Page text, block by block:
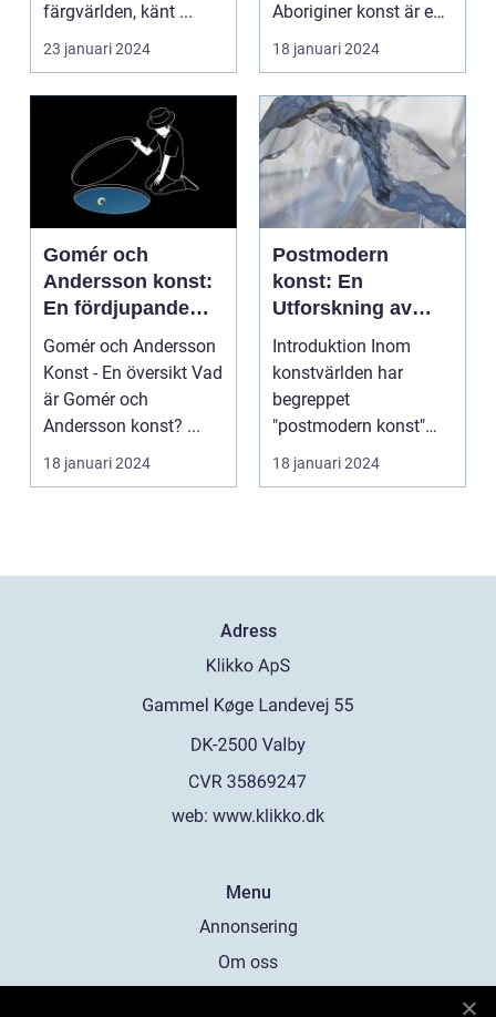
färgvärlden, känt ...
23 januari 2024
Aboriginer konst är en
konstform...
18 januari 2024
Gomér och
Andersson konst:
En fördjupande
översikt
Gomér och Andersson
Konst - En översikt Vad
är Gomér och
Andersson konst? ...
18 januari 2024
Postmodern
konst: En
Utforskning av
Dess Mångfald
och Komplexitet
Introduktion Inom
konstvärlden har
begreppet
"postmodern konst"
fått stor
uppmärksamhet under
18 januari 2024
Adress
web: www.klikko.dk
Menu
Annonsering
Om oss